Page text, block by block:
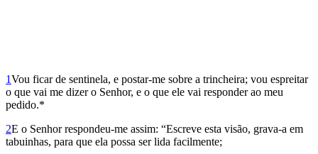
1Vou ficar de sentinela, e postar-me sobre a trincheira; vou espreitar
o que vai me dizer o Senhor, e o que ele vai responder ao meu
pedido.*
2E o Senhor respondeu-me assim: “Escreve esta visão, grava-a em
tabuinhas, para que ela possa ser lida facilmente;